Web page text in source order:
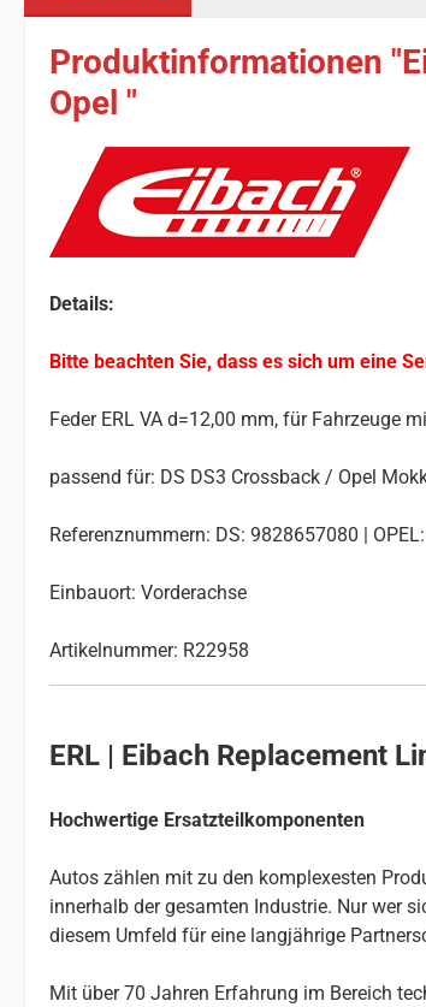
Produktinformationen
Opel "
Details:
Bitte beachten Sie, dass es sich um eine
Feder ERL VA d=12,00 mm, für Fahrzeuge
passend für: DS DS3 Crossback / Opel
Referenznummern: DS: 9828657080 |
Einbauort: Vorderachse
Artikelnummer: R22958
ERL | Eibach Replacement
Hochwertige Ersatzteilkomponenten
Autos zählen mit zu den komplexesten
innerhalb der gesamten Industrie. Nur wer
diesem Umfeld für eine langjährige
Mit über 70 Jahren Erfahrung im Bereich